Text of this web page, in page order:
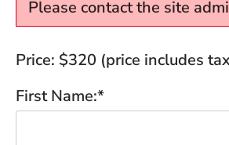
Please contact the site
Price: $320 (price includes
First Name:*